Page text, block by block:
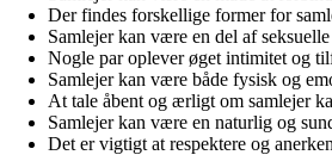
Der findes forskellige former for
Samlejer kan være en del af
Nogle par oplever øget intimitet og
Samlejer kan være både fysisk og
At tale åbent og ærligt om samlejer
Samlejer kan være en naturlig og
Det er vigtigt at respektere og